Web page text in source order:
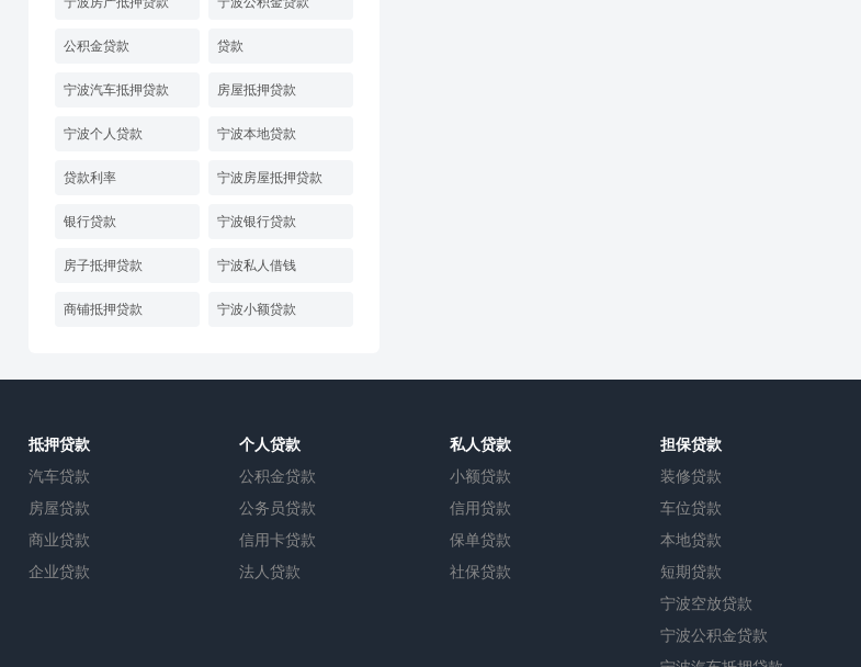
公积金贷款 贷款
宁波汽车抵押贷款 房屋抵押贷款
宁波个人贷款 宁波本地贷款
贷款利率 宁波房屋抵押贷款
银行贷款 宁波银行贷款
房子抵押贷款 宁波私人借钱
商铺抵押贷款 宁波小额贷款
抵押贷款
汽车贷款
房屋贷款
商业贷款
企业贷款
个人贷款
公积金贷款
公务员贷款
信用卡贷款
法人贷款
私人贷款
小额贷款
信用贷款
保单贷款
社保贷款
担保贷款
装修贷款
车位贷款
本地贷款
短期贷款
宁波空放贷款
宁波公积金贷款